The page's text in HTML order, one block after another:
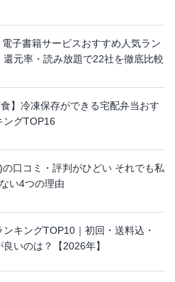
電子書籍サービスおすすめ人気ラン
還元率・読み放題で22社を徹底比較
食】冷凍保存ができる宅配弁当おす
ングTOP16
口コミ・評判がひどい それでも私
い4つの理由
キングTOP10｜初回・送料込・
いのは？【2026年】